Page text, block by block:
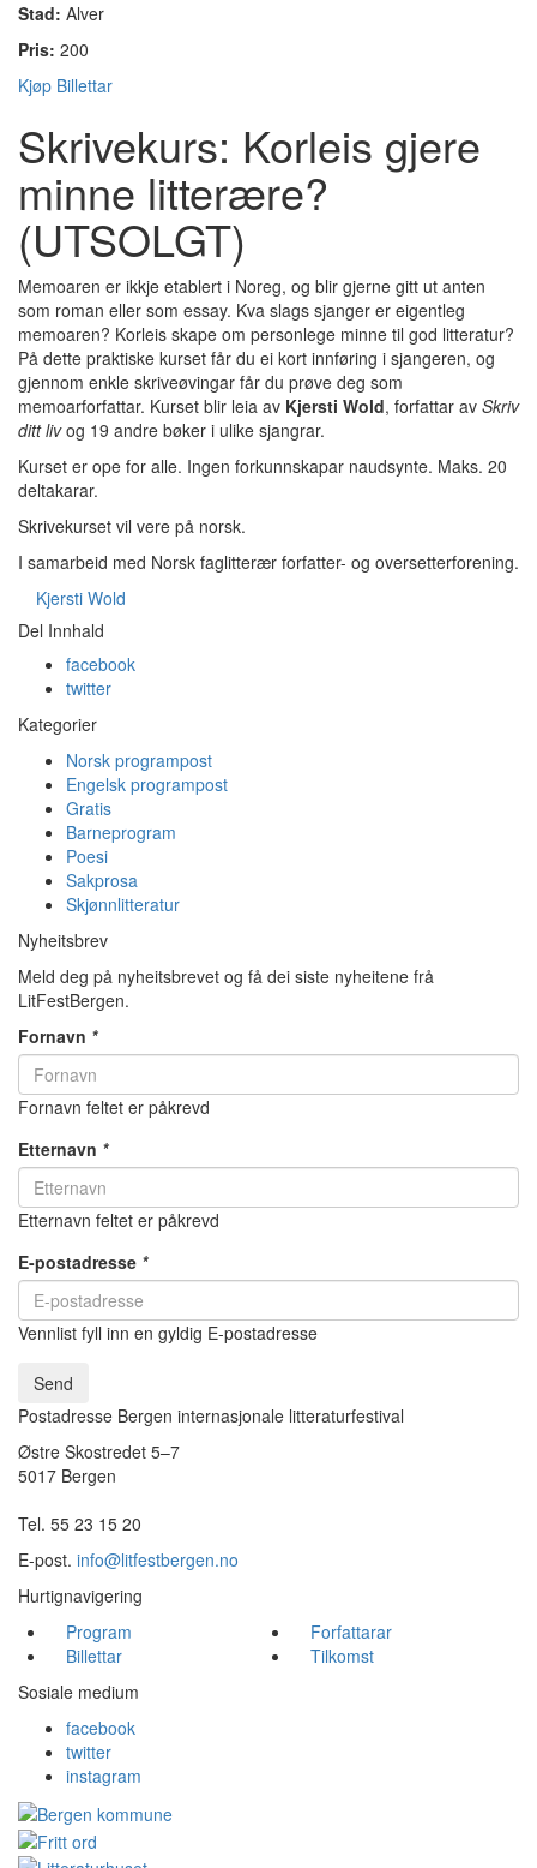
Stad: Alver
Pris: 200
Kjøp Billettar
Skrivekurs: Korleis gjere
minne litterære?
(UTSOLGT)
Memoaren er ikkje etablert i Noreg, og blir gjerne gitt ut anten
som roman eller som essay. Kva slags sjanger er eigentleg
memoaren? Korleis skape om personlege minne til god litteratur?
På dette praktiske kurset får du ei kort innføring i sjangeren, og
gjennom enkle skriveøvingar får du prøve deg som
memoarforfattar. Kurset blir leia av Kjersti Wold, forfattar av Skriv
ditt livog 19 andre bøker i ulike sjangrar.
Kurset er ope for alle. Ingen forkunnskapar naudsynte. Maks. 20
deltakarar.
Skrivekurset vil vere på norsk.
I samarbeid med Norsk faglitterær forfatter- og oversetterforening.
Kjersti Wold
Del Innhald
facebook
twitter
Kategorier
Norsk programpost
Engelsk programpost
Gratis
Barneprogram
Poesi
Sakprosa
Skjønnlitteratur
Nyheitsbrev
Meld deg på nyheitsbrevet og få dei siste nyheitene frå
LitFestBergen.
Fornavn *
Fornavn feltet er påkrevd
Etternavn *
Etternavn feltet er påkrevd
E-postadresse *
Vennlist fyll inn en gyldig E-postadresse
Send
Postadresse Bergen internasjonale litteraturfestival
Østre Skostredet 5–7
5017 Bergen
Tel. 55 23 15 20
E-post. info@litfestbergen.no
Hurtignavigering
Program
Forfattarar
Billettar
Tilkomst
Sosiale medium
facebook
twitter
instagram